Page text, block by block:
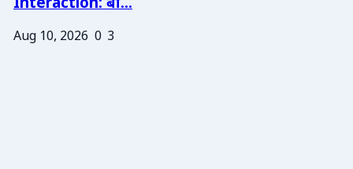
Interaction: बॉ...
Aug 10, 2026 0 3